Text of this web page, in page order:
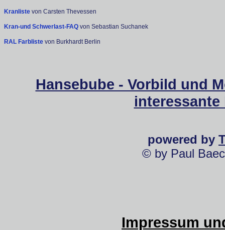
Kranliste von Carsten Thevessen
Kran-und Schwerlast-FAQ von Sebastian Suchanek
RAL Farbliste von Burkhardt Berlin
Hansebube - Vorbild und
powered by
© by Paul
Impressum